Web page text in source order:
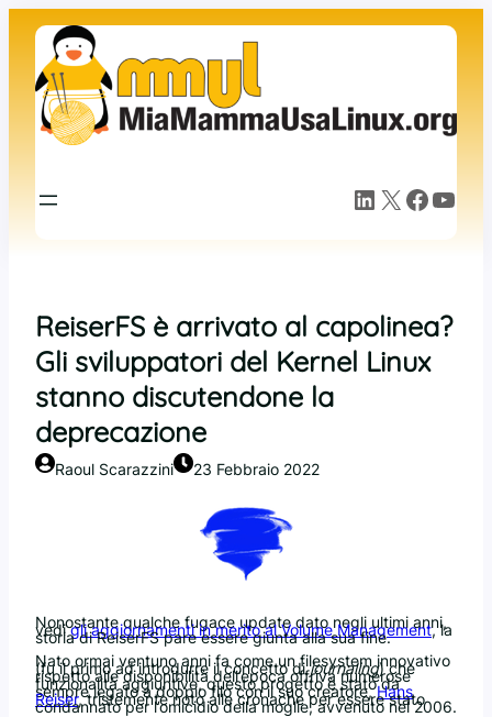
contenuto
LinkedIn X Facebook YouTube
ReiserFS è arrivato al capolinea?
Gli sviluppatori del Kernel Linux
stanno discutendone la
deprecazione
Raoul Scarazzini 23 Febbraio 2022
Nonostante qualche fugace update dato negli ultimi anni,
vedigli aggiornamenti in merito al Volume Management, la
storia di ReiserFS pare essere giunta alla sua fine.
Nato ormai ventuno anni fa come un filesystem innovativo
(fu il primo ad introdurre il concetto dijournaling) che
rispetto alle disponibilità dell’epoca offriva numerose
funzionalità aggiuntive, questo progetto è stato da
sempre legato a doppio filo con il suo creatore,Hans
Reiser, tristemente noto alle cronache per essere stato
condannato per l’omicidio della moglie, avvenuto nel 2006.